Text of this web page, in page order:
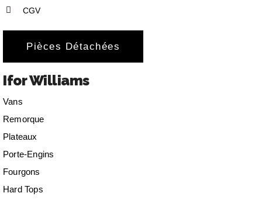
CGV
Pièces Détachées
Ifor Williams
Vans
Remorque
Plateaux
Porte-Engins
Fourgons
Hard Tops